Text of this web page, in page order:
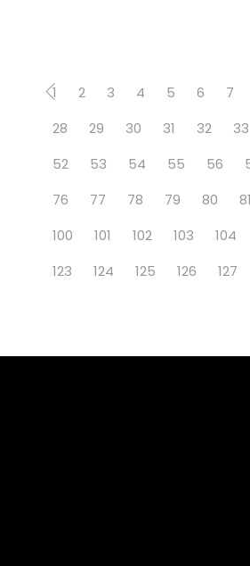
1 2 3 4 5 6 7
28
29 30 31 32 33
52
53 54 55 56
76
77 78 79 80 81
100
101 102 103 104
123
124 125 126 127